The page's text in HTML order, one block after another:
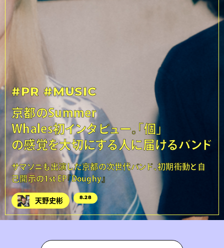
#PR #MUSIC
京都のSummer
Whales初インタビュー。「個」
の感覚を大切にする人に届けるバンド
サマソニも出演した京都の次世代バンド、初期衝動と自
己開示の1st EP『Doughy』
天野史彬 8.28